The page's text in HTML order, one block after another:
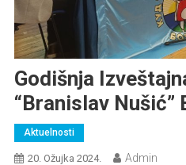
Godišnja
“Branislav Nušić”
Aktuelnosti
20. Ožujka 2024. Admin